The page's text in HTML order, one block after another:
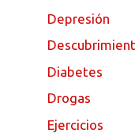
Depresión
Diabetes
Drogas
Ejercicios